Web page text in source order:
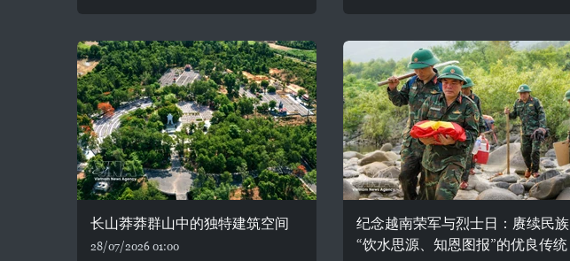
长山莽莽群山中的独特建筑空间
28/07/2026 01:00
纪念越南荣军与烈士日：赓续民族
“饮水思源、知恩图报”的优良传统